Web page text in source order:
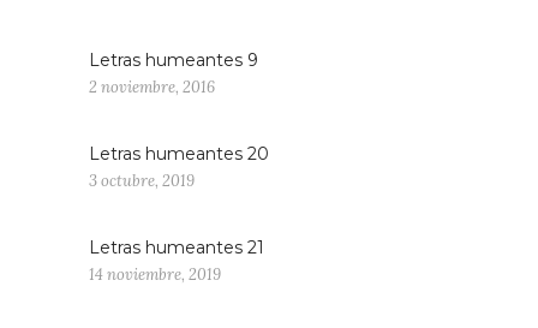
Letras humeantes 9
2 noviembre, 2016
Letras humeantes 20
3 octubre, 2019
Letras humeantes 21
14 noviembre, 2019